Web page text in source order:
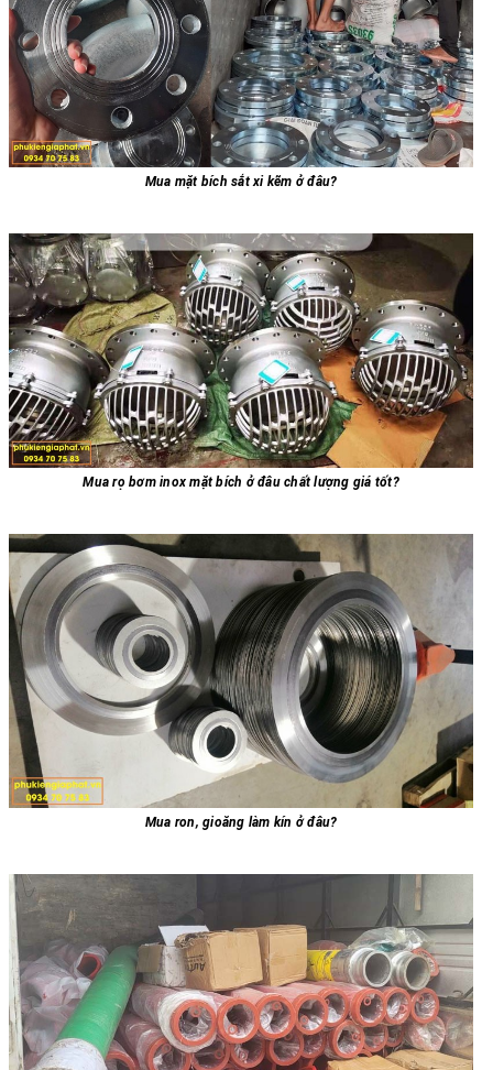
Mua mặt bích sắt xi kẽm ở đâu?
Mua rọ bơm inox mặt bích ở đâu chất lượng giá tốt?
Mua ron, gioăng làm kín ở đâu?